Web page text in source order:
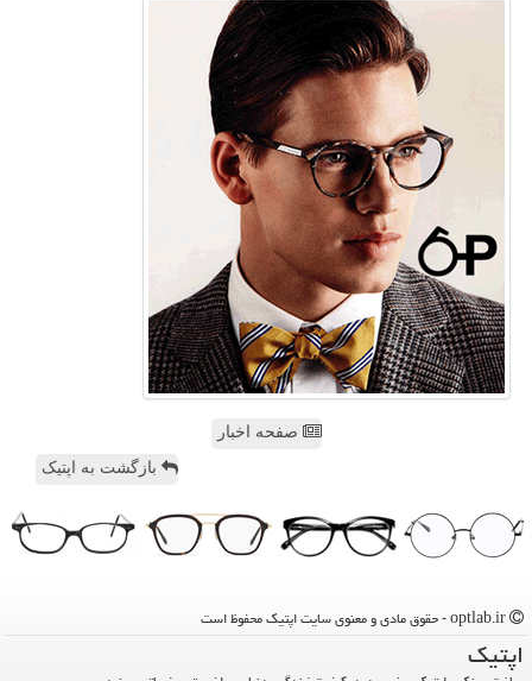
صفحه اخبار
بازگشت به اپتیک
اپتیك